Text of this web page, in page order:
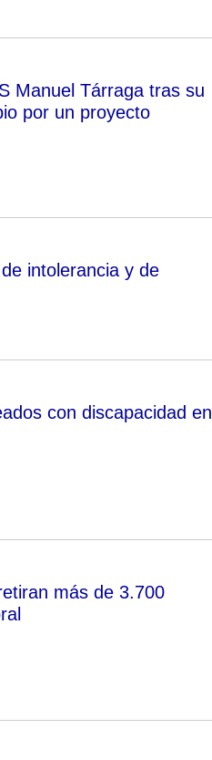
Manuel Tárraga tras su
por un proyecto
intolerancia y de
con discapacidad en
más de 3.700